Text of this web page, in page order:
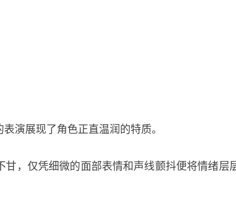
演展现了角色正直温润的特质。
，仅凭细微的面部表情和声线颤抖便将情绪